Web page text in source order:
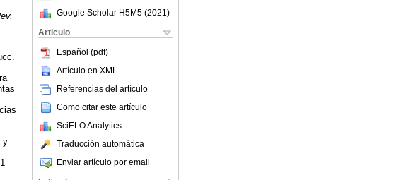
Google Scholar H5M5 (2021 )
Articulo
Español (pdf)
Artículo en XML
Referencias del artículo
Como citar este artículo
SciELO Analytics
Traducción automática
Enviar artículo por email
y